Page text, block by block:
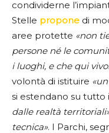
condividerne
Stelle propone di
aree protette «non
persone né le
i luoghi, e che qui
volontà di istituire
si estendano su tutto
dalle realtà
tecnica». I Parchi,